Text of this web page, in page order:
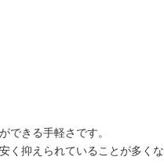
できる手軽さです。
く抑えられていることが多くな